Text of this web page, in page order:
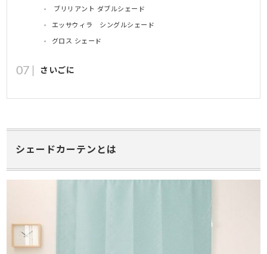
ブリリアント ダブルシェード
エッサウィラ シングルシェード
グロス シェード
さいごに
シェードカーテンとは